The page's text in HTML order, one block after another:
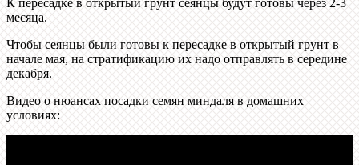
месяца.
Чтобы сеянцы были готовы к пересадке в открытый грунт в
начале мая, на стратификацию их надо отправлять в середине
декабря.
Видео о нюансах посадки семян миндаля в домашних
условиях: